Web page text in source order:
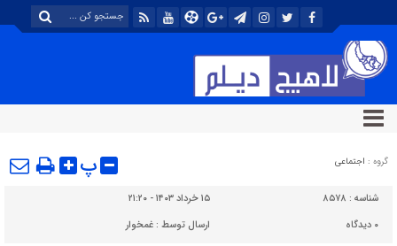
گروه : اجتماعی پ
شناسه : ۸۵۷۸
۱۵ خرداد ۱۴۰۳ - ۲۱:۲۰
۰ دیدگاه ارسال توسط :غمخوار